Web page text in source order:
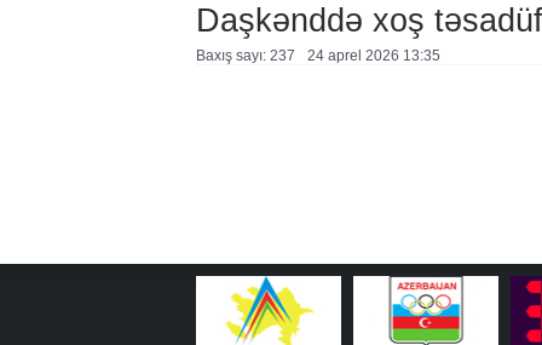
Daşkənddə xoş təsadüf
Baxış sayı: 237 24 aprel 2026 13:35